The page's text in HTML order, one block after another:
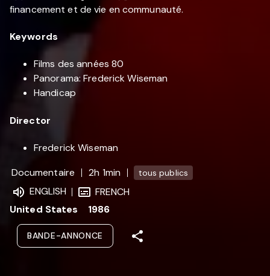
financement et de vie en communauté.
Keywords
Films des années 80
Panorama: Frederick Wiseman
Handicap
Director
Frederick Wiseman
Documentaire
2h 1min tous publics
ENGLISH
FRENCH
United States
1986
BANDE-ANNONCE